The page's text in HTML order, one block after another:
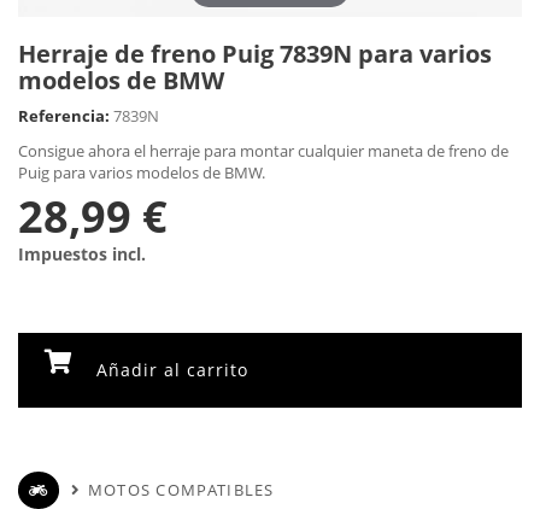
Herraje de freno Puig 7839N para varios
modelos de BMW
Referencia: 7839N
Consigue ahora el herraje para montar cualquier maneta de freno de
Puig para varios modelos de BMW.
28,99 €
Impuestos incl.
Añadir al carrito
MOTOS COMPATIBLES